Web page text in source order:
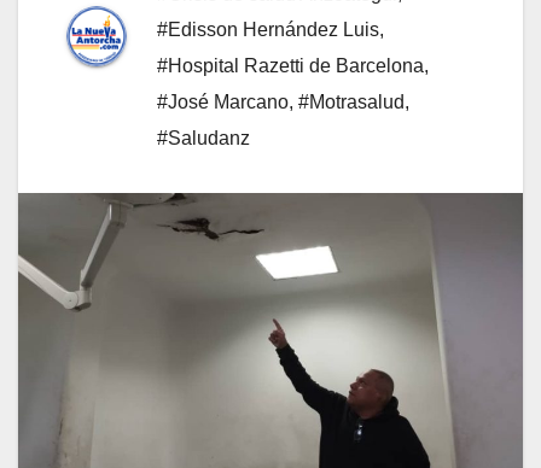
#Edisson Hernández ​Luis,
#Hospital Razetti de Barcelona,
#José Marcano, #​Motrasalud,
#​Saludanz